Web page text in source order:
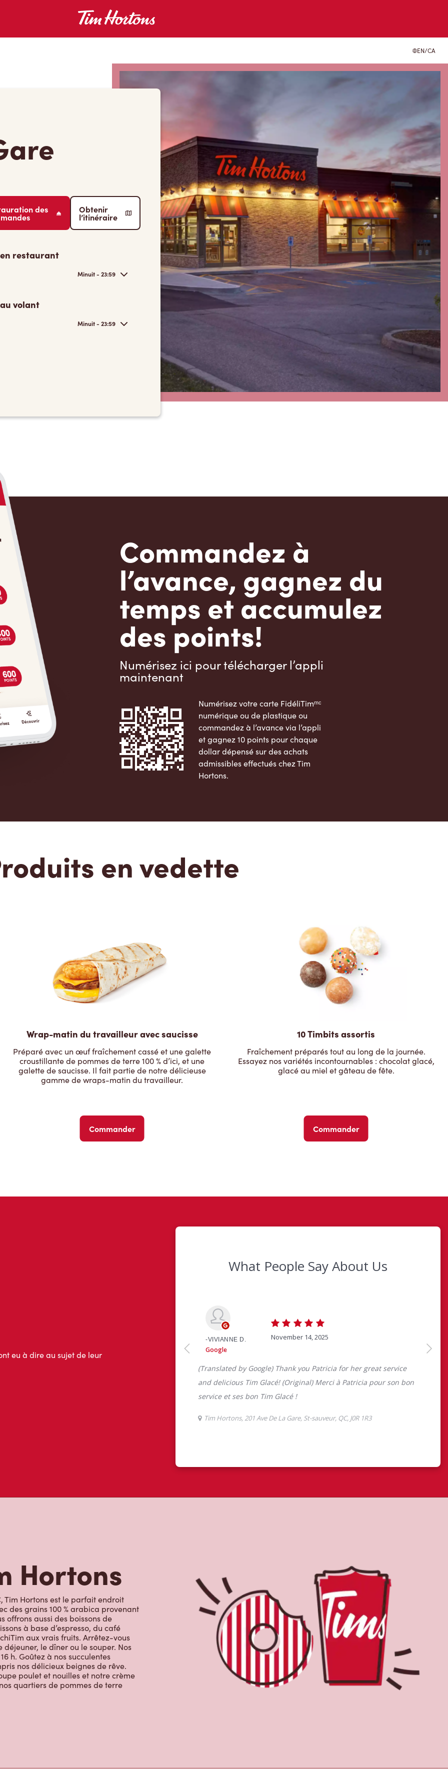
EN/CA
des Obtenir
l’itinéraire
restaurant
Minuit - 23:59
volant
Minuit - 23:59
Commandez à
l’avance, gagnez du
temps et accumulez
des points!
Numérisez ici pour télécharger l’appli
maintenant
Numérisez votre carte FidéliTimᵐᶜ
numérique ou de plastique ou
commandez à l’avance via l’appli
et gagnez 10 points pour chaque
dollar dépensé sur des achats
admissibles effectués chez Tim
Hortons.
en vedette
Wrap-matin du travailleur avec saucisse
Préparé avec un œuf fraîchement cassé et une galette
croustillante de pommes de terre 100 % d’ici, et une
galette de saucisse. Il fait partie de notre délicieuse
gamme de wraps-matin du travailleur.
Commander
10 Timbits assortis
Fraîchement préparés tout au long de la journée.
Essayez nos variétés incontournables : chocolat glacé,
glacé au miel et gâteau de fête.
Commander
eu à dire au sujet de leur
Hortons
Tim Hortons est le parfait endroit
des grains 100 % arabica provenant
offrons aussi des boissons de
à base d’espresso, du café
aux vrais fruits. Arrêtez-vous
le dîner ou le souper. Nos
h. Goûtez à nos succulentes
nos délicieux beignes de rêve.
poulet et nouilles et notre crème
quartiers de pommes de terre